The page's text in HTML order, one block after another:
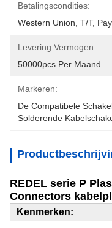
Betalingscondities:
Western Union, T/T,
Levering Vermogen:
50000pcs Per Maand
Markeren:
De Compatibele
Solderende
REDEL serie P
Connectors
Kenmerken: